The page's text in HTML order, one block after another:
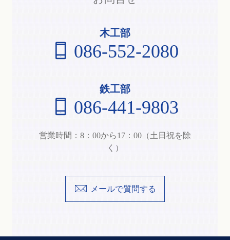
木工部
086-552-2080
鉄工部
086-441-9803
営業時間：8：00から17：00（土日祝を除
く）
メールで質問する